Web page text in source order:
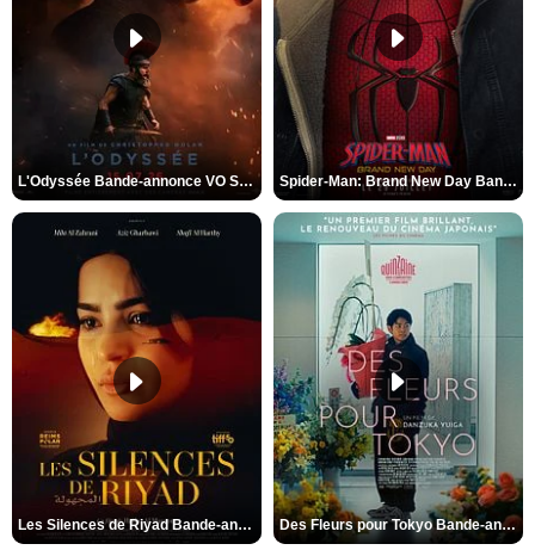
L'Odyssée Bande-annonce VO STFR Spider-Man: Brand New Day Bande-annonce VO STFR
Les Silences de Riyad Bande-annonce VO STFR Des Fleurs pour Tokyo Bande-annonce VO STFR